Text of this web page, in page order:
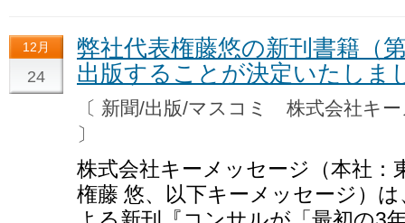
12月
24
弊社代表権藤悠の新刊書籍（
出版することが決定いたしま
〔 新聞/出版/マスコミ 株式会社キ
〕
株式会社キーメッセージ（本社：
権藤 悠、以下キーメッセージ）